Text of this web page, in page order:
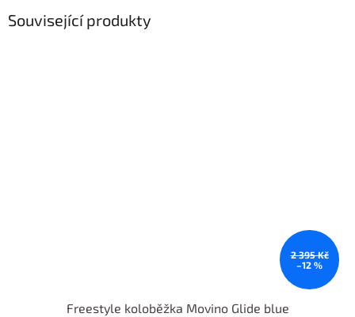
Související produkty
2 395 Kč
–12 %
Freestyle koloběžka Movino Glide blue